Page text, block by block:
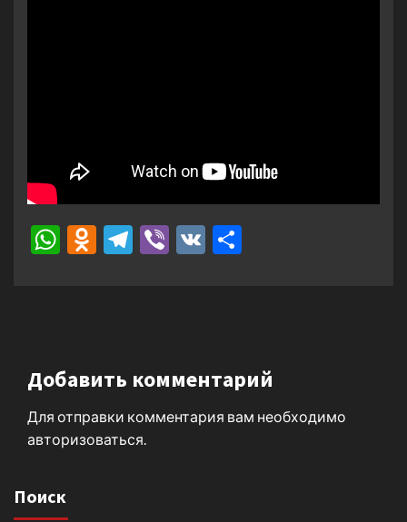
WhatsApp
Odnoklassniki
Telegram
Viber
VK
Добавить комментарий
Для отправки комментария вам необходимо
авторизоваться
Поиск